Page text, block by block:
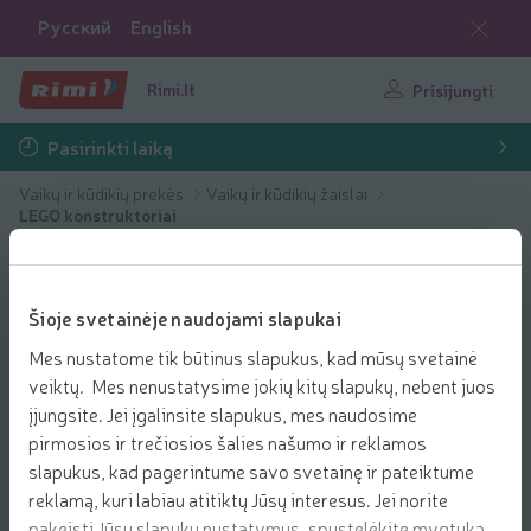
Šioje svetainėje naudojami slapukai
Mes nustatome tik būtinus slapukus, kad mūsų svetainė
veiktų. Mes nenustatysime jokių kitų slapukų, nebent juos
įjungsite. Jei įgalinsite slapukus, mes naudosime
pirmosios ir trečiosios šalies našumo ir reklamos
slapukus, kad pagerintume savo svetainę ir pateiktume
reklamą, kuri labiau atitiktų Jūsų interesus. Jei norite
Русский English
Rimi.lt Prisijungti
Pasirinkti laiką
Vaikų ir kūdikių prekės
Vaikų ir kūdikių žaislai
LEGO konstruktoriai